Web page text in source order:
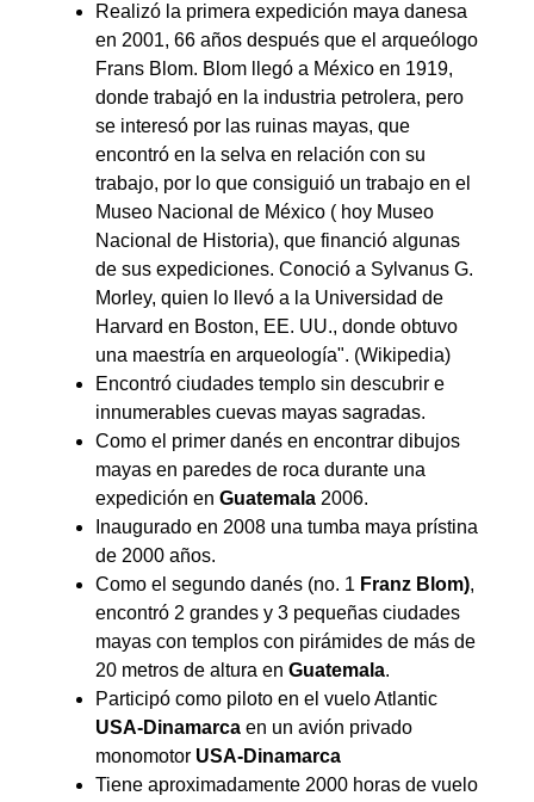
Realizó la primera expedición maya danesa
en 2001, 66 años después que el arqueólogo
Frans Blom. Blom llegó a México en 1919,
donde trabajó en la industria petrolera, pero
se interesó por las ruinas mayas, que
encontró en la selva en relación con su
trabajo, por lo que consiguió un trabajo en el
Museo Nacional de México ( hoy Museo
Nacional de Historia), que financió algunas
de sus expediciones. Conoció a Sylvanus G.
Morley, quien lo llevó a la Universidad de
Harvard en Boston, EE. UU., donde obtuvo
una maestría en arqueología". (Wikipedia)
Encontró ciudades templo sin descubrir e
innumerables cuevas mayas sagradas.
Como el primer danés en encontrar dibujos
mayas en paredes de roca durante una
expedición en Guatemala 2006.
Inaugurado en 2008 una tumba maya prístina
de 2000 años.
Como el segundo danés (no. 1 Franz Blom),
encontró 2 grandes y 3 pequeñas ciudades
mayas con templos con pirámides de más de
20 metros de altura en Guatemala.
Participó como piloto en el vuelo Atlantic
USA-Dinamarca en un avión privado
monomotor USA-Dinamarca
Tiene aproximadamente 2000 horas de vuelo